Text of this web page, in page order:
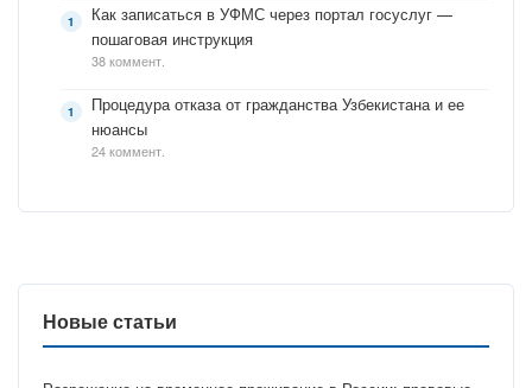
Как записаться в УФМС через портал госуслуг —
пошаговая инструкция
38 коммент.
Процедура отказа от гражданства Узбекистана и ее
нюансы
24 коммент.
Новые статьи